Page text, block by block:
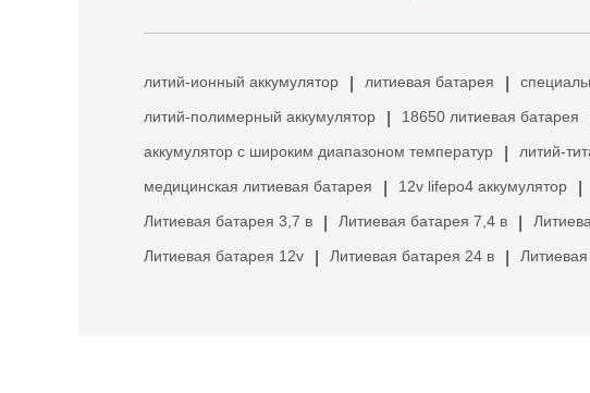
литий-ионный аккумулятор литиевая батарея
литий-полимерный аккумулятор 18650 литиевая батарея
аккумулятор с широким диапазоном температур литий-
медицинская литиевая батарея 12v lifepo4 аккумулятор
Литиевая батарея 3,7 в Литиевая батарея 7,4 в
Литиевая батарея 12v Литиевая батарея 24 в